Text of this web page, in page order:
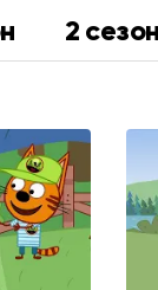
2 сезон